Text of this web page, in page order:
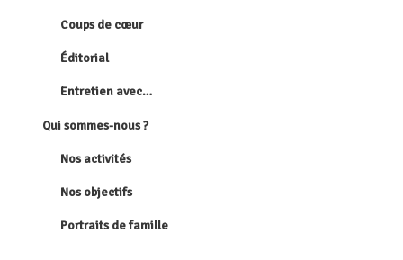
Coups de cœur
Éditorial
Entretien avec…
Qui sommes-nous ?
Nos activités
Nos objectifs
Portraits de famille